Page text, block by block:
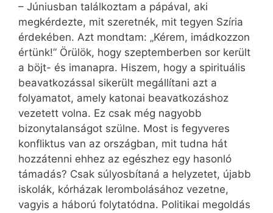
– Júniusban találkoztam a pápával, aki
megkérdezte, mit szeretnék, mit tegyen Szíria
érdekében. Azt mondtam: „Kérem, imádkozzon
értünk!” Örülök, hogy szeptemberben sor került
a böjt- és imanapra. Hiszem, hogy a spirituális
beavatkozással sikerült megállítani azt a
folyamatot, amely katonai beavatkozáshoz
vezetett volna. Ez csak még nagyobb
bizonytalanságot szülne. Most is fegyveres
konfliktus van az országban, mit tudna hát
hozzátenni ehhez az egészhez egy hasonló
támadás? Csak súlyosbítaná a helyzetet, újabb
iskolák, kórházak lerombolásához vezetne,
vagyis a háború folytatódna. Politikai megoldás